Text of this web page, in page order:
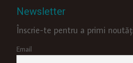
Newsletter
Înscrie-te pentru a primi
Email